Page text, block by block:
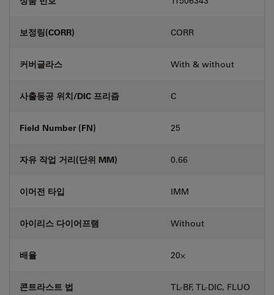
보정링(CORR) CORR
커버글라스 With & without
사출동공 위치/DIC 프리즘 C
Field Number (FN) 25
자유 작업 거리(단위 MM) 0.66
이머전 타입 IMM
아이리스 다이어프램 Without
배율 20⨉
콘트라스트 법 TL-BF, TL-DIC, FLUO